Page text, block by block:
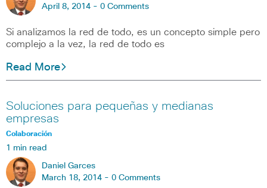
April 8, 2014 - 0 Comments
Si analizamos la red de todo, es un concepto simple pero
complejo a la vez, la red de todo es
Read More
Soluciones para pequeñas y medianas
empresas
Colaboración
1 min read
Daniel Garces
March 18, 2014 - 0 Comments